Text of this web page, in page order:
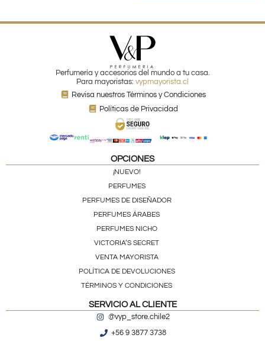
Perfumería y accesorios del mundo a tu casa.
Para mayoristas: vypmayorista.cl
Revisa nuestros Términos y Condiciones
Políticas de Privacidad
OPCIONES
¡NUEVO!
PERFUMES
PERFUMES DE DISEÑADOR
PERFUMES ÁRABES
PERFUMES NICHO
VICTORIA’S SECRET
VENTA MAYORISTA
POLÍTICA DE DEVOLUCIONES
TÉRMINOS Y CONDICIONES
SERVICIO AL CLIENTE
@vyp_store.chile2
+56 9 3877 3738